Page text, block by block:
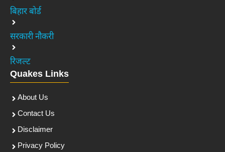
बिहार बोर्ड
सरकारी नौकरी
रिजल्ट
Quakes Links
About Us
Contact Us
Disclaimer
Privacy Policy